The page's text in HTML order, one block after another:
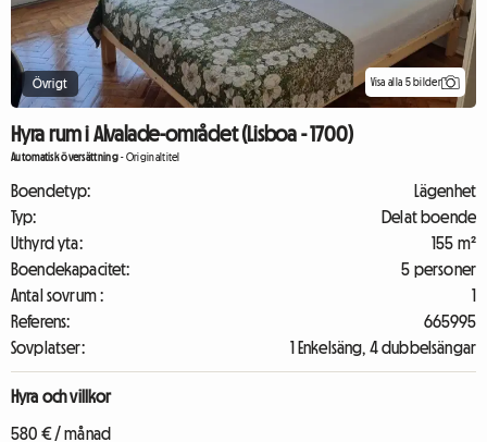
Övrigt Visa alla 5 bilder
Hyra rum i Alvalade-området (Lisboa - 1700)
Automatisk översättning-Originaltitel
Boendetyp:
Lägenhet
Typ:
Delat boende
Uthyrd yta:
155 m²
Boendekapacitet:
5 personer
Antal sovrum :
1
Referens:
665995
Sovplatser:
1 Enkelsäng, 4 dubbelsängar
Hyra och villkor
580 € / månad